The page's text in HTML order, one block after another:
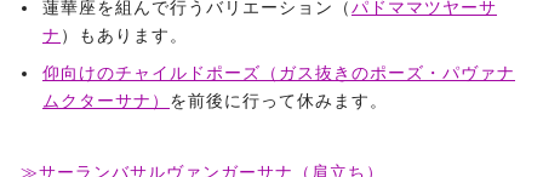
蓮華座を組んで行うバリエーション（パドママツヤーサ
ナ ）もあります。
仰向けのチャイルドポーズ（ガス抜きのポーズ・パヴァナ
ムクターサナ） を前後に行って休みます。
≫サーランバサルヴァンガーサナ（肩立ち）